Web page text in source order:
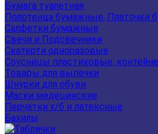
Бумага туалетная
Полотенца бумажные, Платочки
Салфетки бумажные
Свечи и Подсвечники
Скатерти одноразовые
Соусницы пластиковые,
Товары для выпечки
Шнурки для обуви
Маски медецинские
Перчатки х/б и латексные
Бахилы